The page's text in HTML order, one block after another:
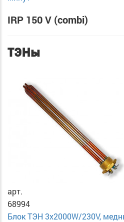
IRP 150 V (combi)
ТЭНы
арт.
68994
Блок ТЭН 3х2000W/230V,